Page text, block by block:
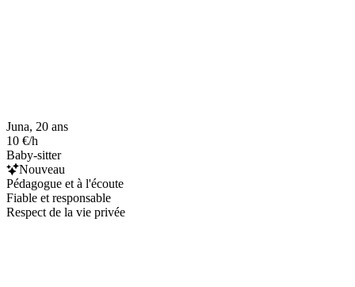
Juna, 20 ans
10 €/h
Baby-sitter
Nouveau
Pédagogue et à l'écoute
Fiable et responsable
Respect de la vie privée